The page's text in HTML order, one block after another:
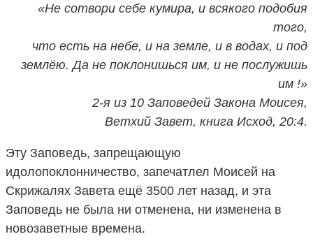
«Не сотвори себе кумира, и всякого подобия
того,
что есть на небе, и на земле, и в водах, и под
землёю. Да не поклонишься им, и не послужишь
им !»
2-я из 10 Заповедей Закона Моисея,
Ветхий Завет, книга Исход, 20:4.
Эту Заповедь, запрещающую
идолопоклонничество, запечатлел Моисей на
Скрижалях Завета ещё 3500 лет назад, и эта
Заповедь не была ни отменена, ни изменена в
новозаветные времена.